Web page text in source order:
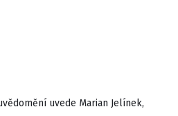
uvede Marian Jelínek,